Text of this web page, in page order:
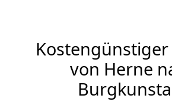
von Herne